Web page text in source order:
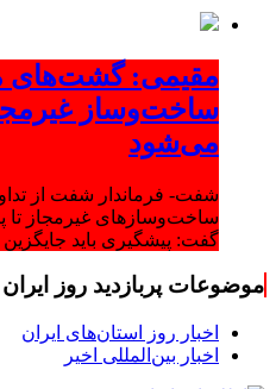
مقیمی: گشت‌های
ساخت‌وساز
می‌شود
شفت- فرماندار شفت از
ساخت‌وسازهای غیرمجاز تا
گفت: پیشگیری باید
موضوعات پربازدید روز
اخبار روز استان‌های ایران
اخبار بین‌المللی اخیر